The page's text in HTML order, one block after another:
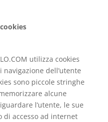
utilizza cookies
navigazione dell’utente
sono piccole stringhe
alcune
l’utente, le sue
di accesso ad internet